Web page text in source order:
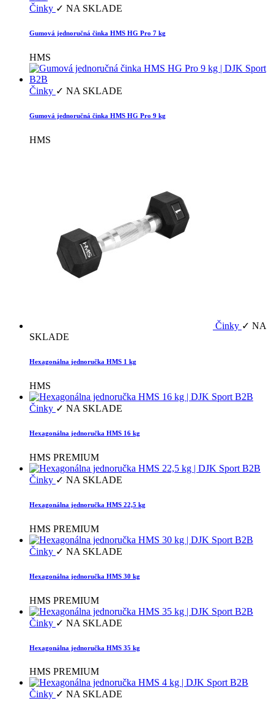
Činky ✓ NA SKLADE
Gumová jednoručná činka HMS HG Pro 7 kg
HMS
Činky ✓ NA SKLADE
Gumová jednoručná činka HMS HG Pro 9 kg
HMS
Činky ✓ NA
SKLADE
Hexagonálna jednoručka HMS 1 kg
HMS
Činky ✓ NA SKLADE
Hexagonálna jednoručka HMS 16 kg
HMS PREMIUM
Činky ✓ NA SKLADE
Hexagonálna jednoručka HMS 22,5 kg
HMS PREMIUM
Činky ✓ NA SKLADE
Hexagonálna jednoručka HMS 30 kg
HMS PREMIUM
Činky ✓ NA SKLADE
Hexagonálna jednoručka HMS 35 kg
HMS PREMIUM
Činky ✓ NA SKLADE